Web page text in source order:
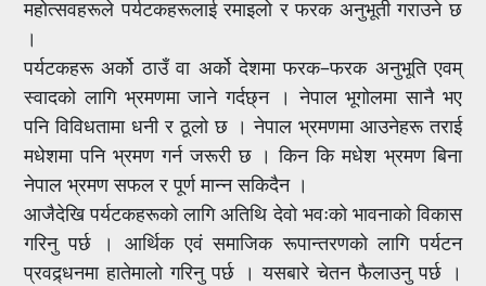
महोत्सवहरूले पर्यटकहरूलाई रमाइलो र फरक अनुभूती गराउने छ
।
पर्यटकहरू अर्को ठाउँ वा अर्को देशमा फरक–फरक अनुभूति एवम्
स्वादको लागि भ्रमणमा जाने गर्दछ्न । नेपाल भूगोलमा सानै भए
पनि विविधतामा धनी र ठूलो छ । नेपाल भ्रमणमा आउनेहरू तराई
मधेशमा पनि भ्रमण गर्न जरूरी छ । किन कि मधेश भ्रमण बिना
नेपाल भ्रमण सफल र पूर्ण मान्न सकिदैन ।
आजैदेखि पर्यटकहरूको लागि अतिथि देवो भवःको भावनाको विकास
गरिनु पर्छ । आर्थिक एवं समाजिक रूपान्तरणको लागि पर्यटन
प्रवद्र्धनमा हातेमालो गरिनु पर्छ । यसबारे चेतन फैलाउनु पर्छ ।